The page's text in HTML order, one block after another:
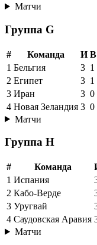
Матчи
Группа G
# Команда И В
1 Бельгия 3 1
2 Египет 3 1
3 Иран 3 0
4 Новая Зеландия 3 0
Матчи
Группа H
# Команда
1 Испания
2 Кабо-Верде
3 Уругвай
4 Саудовская Аравия
Матчи